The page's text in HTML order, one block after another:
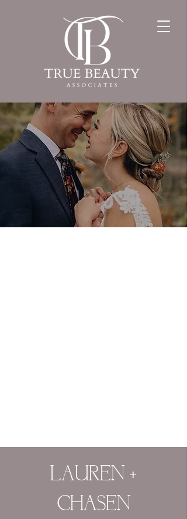
LAUREN +
CHASEN